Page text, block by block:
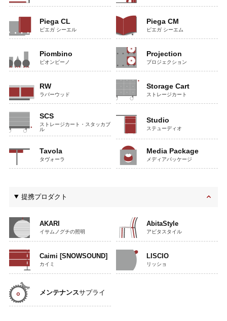
Piega CL
ピエガ シーエル
Piega CM
ピエガ シーエム
Piombino
ピオンビーノ
Projection
プロジェクション
RW
ラバーウッド
Storage Cart
ストレージカート
SCS
ストレージカート・スタッカブ
ル
Studio
ステューディオ
Tavola
タヴォーラ
Media Package
メディアパッケージ
提携プロダクト
AKARI
イサムノグチの照明
AbitaStyle
アビタスタイル
Caimi [SNOWSOUND]
カイミ
LISCIO
リッショ
メンテナンスサプライ